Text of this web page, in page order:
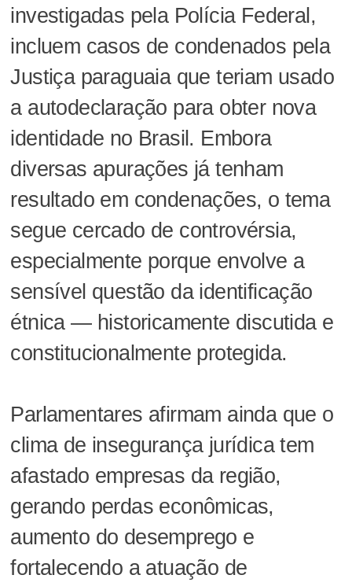
investigadas pela Polícia Federal,
incluem casos de condenados pela
Justiça paraguaia que teriam usado
a autodeclaração para obter nova
identidade no Brasil. Embora
diversas apurações já tenham
resultado em condenações, o tema
segue cercado de controvérsia,
especialmente porque envolve a
sensível questão da identificação
étnica — historicamente discutida e
constitucionalmente protegida.
Parlamentares afirmam ainda que o
clima de insegurança jurídica tem
afastado empresas da região,
gerando perdas econômicas,
aumento do desemprego e
fortalecendo a atuação de